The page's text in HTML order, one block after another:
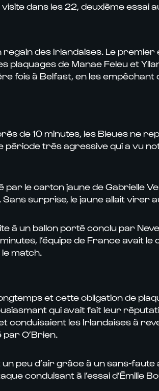
dans les 22, deuxième
des Irlandaises. Le
plaquages de Manae Feleu et
fois à Belfast, en les
de 10 minutes, les Bleues ne
période très agressive qui a vu
le carton jaune de Gabrielle
surprise, le jaune allait virer
à un ballon porté conclu par
l’équipe de France
match.
et cette obligation de
qui avait fait leur
conduisaient les Irlandaises à
O’Brien.
peu d’air grâce à un sans-faute
conduisant à l’essai d’Émilie